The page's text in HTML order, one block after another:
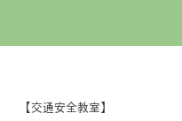
【交通安全教室】